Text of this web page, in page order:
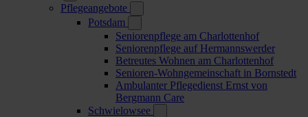
Pflegeangebote
Potsdam
Seniorenpflege am Charlottenhof
Seniorenpflege auf Hermannswerder
Betreutes Wohnen am Charlottenhof
Senioren-Wohngemeinschaft in Bornstedt
Ambulanter Pflegedienst Ernst von
Bergmann Care
Schwielowsee